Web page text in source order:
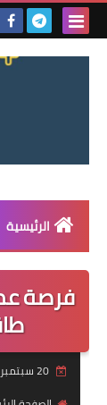
الرئيسية
فرصة
20 سبتمبر 2024